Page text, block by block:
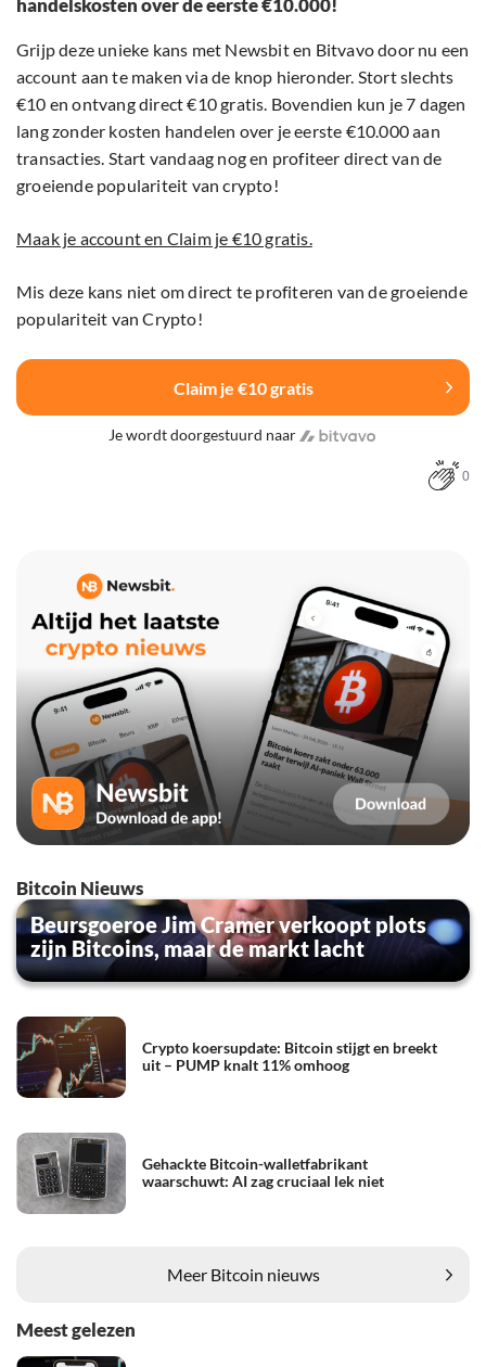
handelskosten over de eerste €10.000!
Grijp deze unieke kans met Newsbit en Bitvavo door nu een
account aan te maken via de knop hieronder. Stort slechts
€10 en ontvang direct €10 gratis. Bovendien kun je 7 dagen
lang zonder kosten handelen over je eerste €10.000 aan
transacties. Start vandaag nog en profiteer direct van de
groeiende populariteit van crypto!
Maak je account en Claim je €10 gratis.
Mis deze kans niet om direct te profiteren van de groeiende
populariteit van Crypto!
Claim je €10 gratis
Je wordt doorgestuurd naar
0
Bitcoin Nieuws
Beursgoeroe Jim Cramer verkoopt plots
zijn Bitcoins, maar de markt lacht
Crypto koersupdate: Bitcoin stijgt en breekt
uit – PUMP knalt 11% omhoog
Gehackte Bitcoin-walletfabrikant
waarschuwt: AI zag cruciaal lek niet
Meer Bitcoin nieuws
Meest gelezen